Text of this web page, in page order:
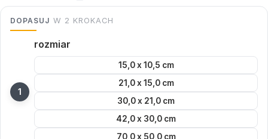
DOPASUJ W 2 KROKACH
rozmiar
15,0 x 10,5 cm
21,0 x 15,0 cm
30,0 x 21,0 cm
42,0 x 30,0 cm
70,0 x 50,0 cm